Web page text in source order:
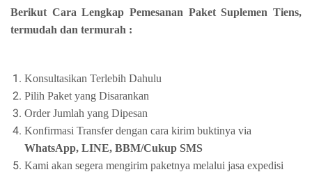
Berikut Cara Lengkap Pemesanan Paket Suplemen Tiens,
termudah dan termurah :
Konsultasikan Terlebih Dahulu
Pilih Paket yang Disarankan
Order Jumlah yang Dipesan
Konfirmasi Transfer dengan cara kirim buktinya via
WhatsApp, LINE, BBM/Cukup SMS
Kami akan segera mengirim paketnya melalui jasa expedisi